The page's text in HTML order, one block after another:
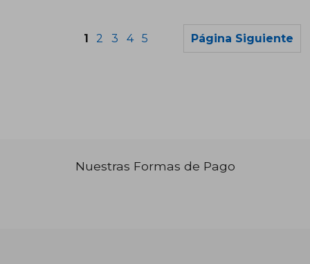
1 2 3 4 5 Página Siguiente
Nuestras Formas de Pago